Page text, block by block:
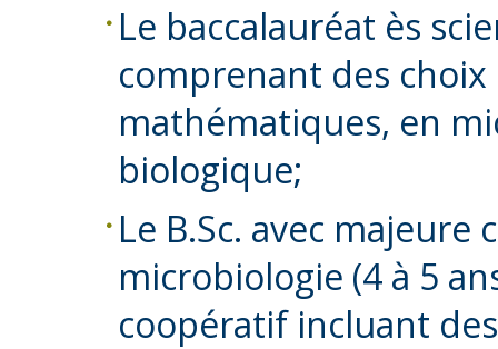
Le baccalauréat ès
comprenant des choix
mathématiques, en
biologique;
Le B.Sc. avec
microbiologie (4 à 5
coopératif incluant